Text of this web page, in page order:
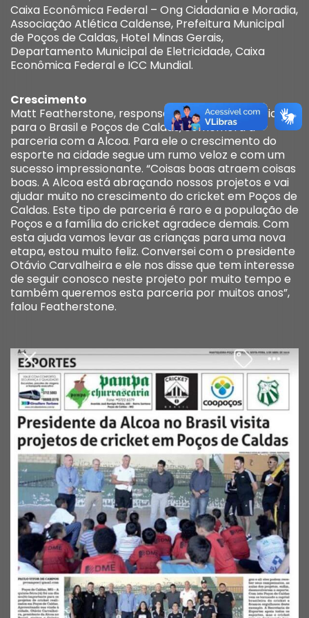
Caixa Econômica Federal – Ong Cidadania e Moradia,
Associação Atlética Caldense, Prefeitura Municipal
de Poços de Caldas, Hotel Minas Gerais,
Departamento Municipal de Eletricidade, Caixa
Econômica Federal e ICC Mundial.
Crescimento
Matt Featherstone, responsável por trazer o cricket
para o Brasil e Poços de Caldas, comemora a
parceria com a Alcoa. Para ele o crescimento do
esporte na cidade segue um rumo veloz e com um
sucesso impressionante. “Coisas boas atraem coisas
boas. A Alcoa está abraçando nossos projetos e vai
ajudar muito no crescimento do cricket em Poços de
Caldas. Este tipo de parceria é raro e a população de
Poços e a família do cricket agradece demais. Com
esta ajuda vamos levar as crianças para uma nova
etapa, estou muito feliz. Conversei com o presidente
Otávio Carvalheira e ele nos disse que tem interesse
de seguir conosco neste projeto por muito tempo e
também queremos esta parceria por muitos anos”,
falou Featherstone.